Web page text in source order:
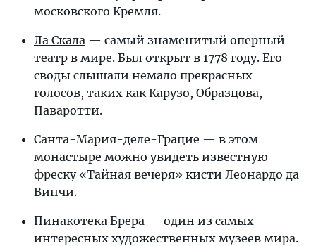
московского Кремля.
Ла Скала — самый знаменитый оперный
театр в мире. Был открыт в 1778 году. Его
своды слышали немало прекрасных
голосов, таких как Карузо, Образцова,
Паваротти.
Санта-Мария-деле-Грацие — в этом
монастыре можно увидеть известную
фреску «Тайная вечеря» кисти Леонардо да
Винчи.
Пинакотека Брера — один из самых
интересных художественных музеев мира.